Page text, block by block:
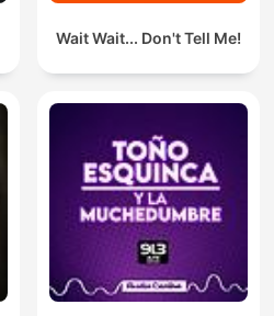
Wait Wait... Don't Tell Me!